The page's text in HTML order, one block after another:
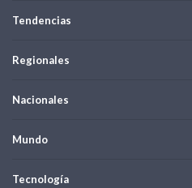
Tendencias
Regionales
Nacionales
Mundo
Tecnología